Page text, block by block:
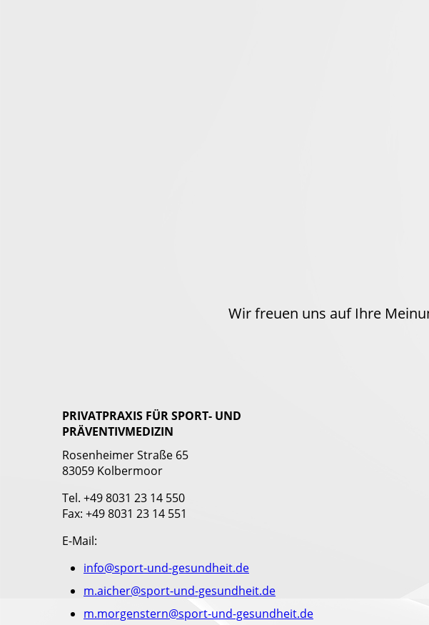
Wir freuen uns auf Ihre
PRIVATPRAXIS FÜR SPORT- UND
PRÄVENTIVMEDIZIN
Rosenheimer Straße 65
83059 Kolbermoor
Tel. +49 8031 23 14 550
Fax: +49 8031 23 14 551
E-Mail:
info@sport-und-gesundheit.de
m.aicher@sport-und-gesundheit.de
m.morgenstern@sport-und-gesundheit.de